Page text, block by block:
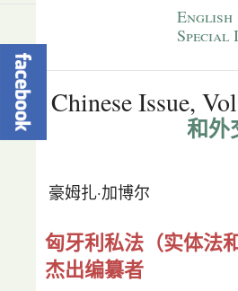
English
Special
Chinese Issue,
和外
豪姆扎·加博尔
匈牙利私法（实体法
杰出编纂者